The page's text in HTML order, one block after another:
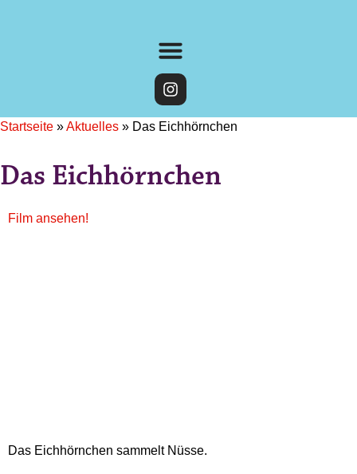
Startseite »Aktuelles » Das Eichhörnchen
Das Eichhörnchen
Film ansehen!
Das Eichhörnchen sammelt Nüsse.